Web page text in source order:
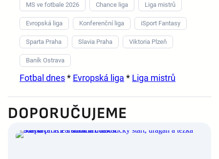
MS ve fotbale 2026 Chance liga Liga mistrů
Evropská liga Konferenční liga iSport Fantasy
Sparta Praha Slavia Praha Viktoria Plzeň
Baník Ostrava
Fotbal dnes* Evropská liga * Liga mistrů
DOPORUČUJEME